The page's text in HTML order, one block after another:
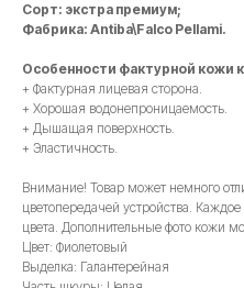
Сорт: экстра премиум;
Фабрика: Antiba\Falco Pellami.
Особенности фактурной кожи
+ Фактурная лицевая сторона.
+ Хорошая водонепроницаемость.
+ Дышащая поверхность.
+ Эластичность.
Внимание! Товар может немного
цветопередачей устройства.
цвета. Дополнительные фото кожи
Цвет: Фиолетовый
Выделка: Галантерейная